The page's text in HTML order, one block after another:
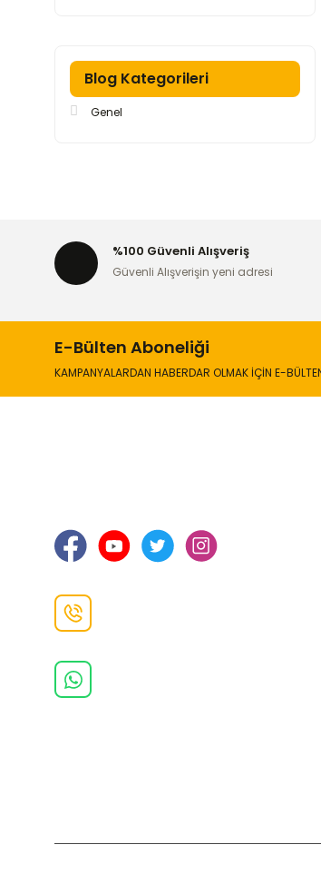
Blog Kategorileri
Genel
%100 Güvenli Alışveriş
Güvenli Alışverişin yeni adresi
E-Bülten Aboneliği
KAMPANYALARDAN HABERDAR OLMAK İÇİN E-